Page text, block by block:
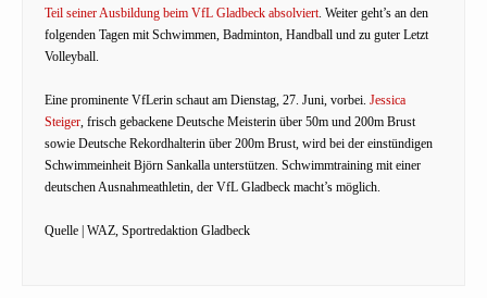
Teil seiner Ausbildung beim VfL Gladbeck absolviert . Weiter geht’s an den
folgenden Tagen mit Schwimmen, Badminton, Handball und zu guter Letzt
Volleyball.
Eine prominente VfLerin schaut am Dienstag, 27. Juni, vorbei. Jessica
Steiger , frisch gebackene Deutsche Meisterin über 50m und 200m Brust
sowie Deutsche Rekordhalterin über 200m Brust, wird bei der einstündigen
Schwimmeinheit Björn Sankalla unterstützen. Schwimmtraining mit einer
deutschen Ausnahmeathletin, der VfL Gladbeck macht’s möglich.
Quelle | WAZ, Sportredaktion Gladbeck